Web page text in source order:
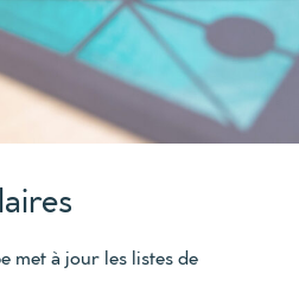
met à jour les listes de